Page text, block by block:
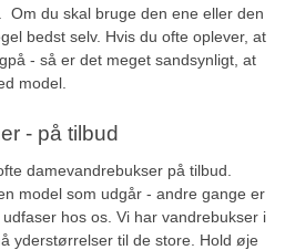
Om du skal bruge den ene eller den
bedst selv. Hvis du ofte oplever, at
- så er det meget sandsynligt, at
model.
- på tilbud
damevandrebukser på tilbud.
model som udgår - andre gange er
hos os. Vi har vandrebukser i
yderstørrelser til de store. Hold øje